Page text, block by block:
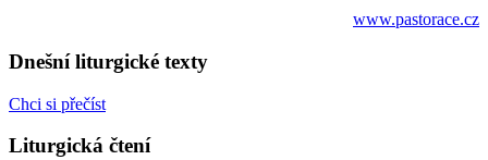
www.pastorace.cz
Dnešní liturgické texty
Chci si přečíst
Liturgická čtení